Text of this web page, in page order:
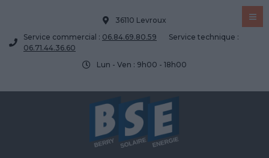
36110 Levroux
Service commercial : 06.84.69.80.59
Service technique :
06.71.44.36.60
Lun - Ven : 9h00 - 18h00